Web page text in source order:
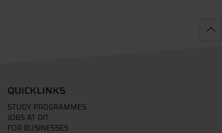
QUICKLINKS
STUDY PROGRAMMES
JOBS AT DIT
FOR BUSINESSES